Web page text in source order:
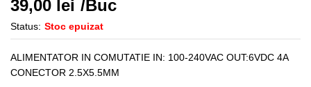
39,00 lei /Buc
Status: Stoc epuizat
ALIMENTATOR IN COMUTATIE IN: 100-240VAC OUT:6VDC 4A
CONECTOR 2.5X5.5MM